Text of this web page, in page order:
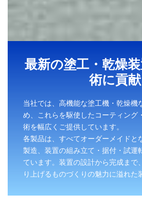
最新の塗工・乾燥
術に貢献
当社では、高機能な塗工機・乾燥機
め、これらを駆使したコーティング
術を幅広くご提供しています。
各製品は、すべてオーダーメイドと
製造、装置の組み立て・据付・試運
ています。装置の設計から完成まで
り上げるものづくりの魅力に溢れた